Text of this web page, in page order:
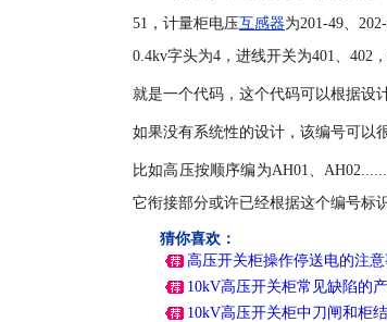
51，计量柜电压互感器为201-49、
0.4kv字头为4，进线开关为401、402
就是一个代码，这个代码可以根据设
如果没有系统性的设计，该编号可以
比如高压按顺序编为AH01、
它衔接部分或许已经根据这个编号标
猜你喜欢：
高压开关柜操作停送电的注
10kV高压开关柜常见缺陷的
10kV高压开关柜中刀闸和柜